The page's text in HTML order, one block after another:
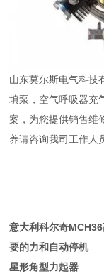
山东莫尔斯电气科技
填泵，空气呼吸器充
案，为您提供销售维
养请咨询我司工作人
意大利科尔奇
要的力和自动停机
星形角型力起器